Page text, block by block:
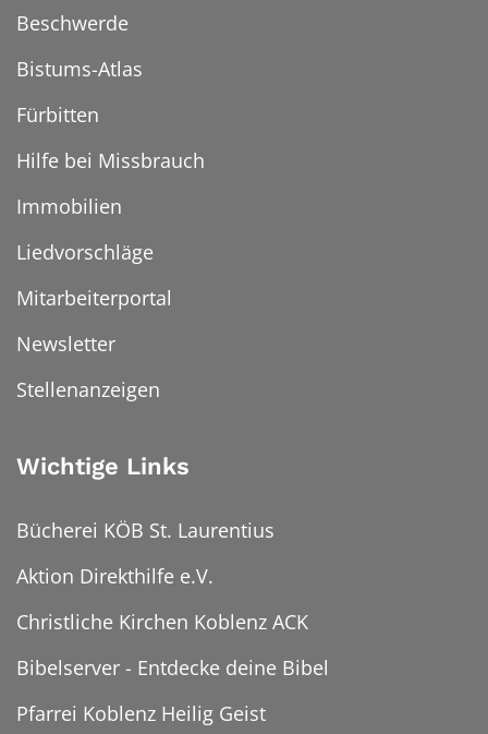
Beschwerde
Bistums-Atlas
Fürbitten
Hilfe bei Missbrauch
Immobilien
Liedvorschläge
Mitarbeiterportal
Newsletter
Stellenanzeigen
Wichtige Links
Bücherei KÖB St. Laurentius
Aktion Direkthilfe e.V.
Christliche Kirchen Koblenz ACK
Bibelserver - Entdecke deine Bibel
Pfarrei Koblenz Heilig Geist